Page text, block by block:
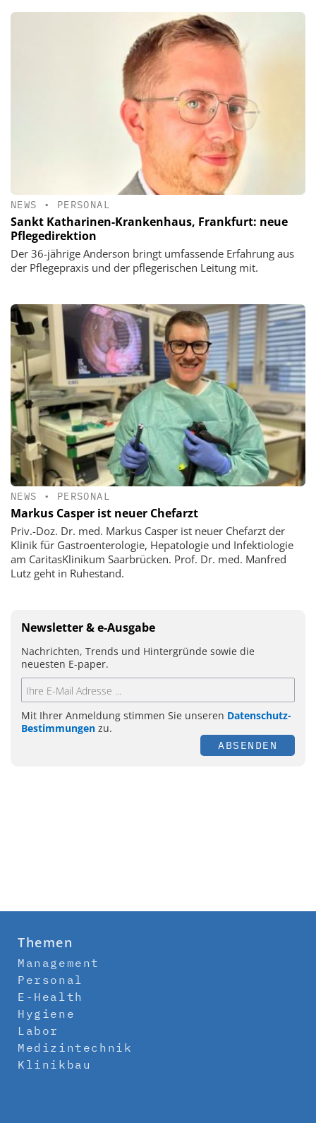
NEWS • PERSONAL
Sankt Katharinen-Krankenhaus, Frankfurt: neue
Pflegedirektion
Der 36-jährige Anderson bringt umfassende Erfahrung aus
der Pflegepraxis und der pflegerischen Leitung mit.
NEWS • PERSONAL
Markus Casper ist neuer Chefarzt
Priv.-Doz. Dr. med. Markus Casper ist neuer Chefarzt der
Klinik für Gastroenterologie, Hepatologie und Infektiologie
am CaritasKlinikum Saarbrücken. Prof. Dr. med. Manfred
Lutz geht in Ruhestand.
Newsletter & e-Ausgabe
Nachrichten, Trends und Hintergründe sowie die
neuesten E-paper.
Mit Ihrer Anmeldung stimmen Sie unseren Datenschutz-
Bestimmungen zu.
ABSENDEN
Themen
Management
Personal
E-Health
Hygiene
Labor
Medizintechnik
Klinikbau